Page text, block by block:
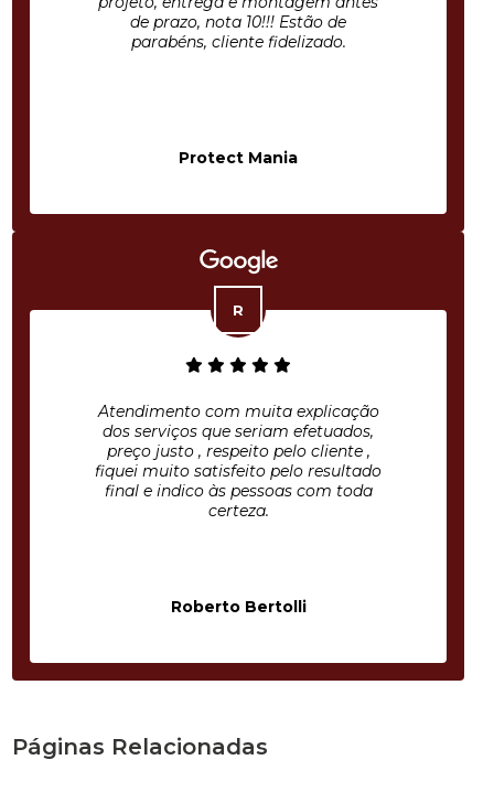
de prazo, nota 10!!! Estão de
parabéns, cliente fidelizado.
Protect Mania
Atendimento com muita explicação
dos serviços que seriam efetuados,
preço justo , respeito pelo cliente ,
fiquei muito satisfeito pelo resultado
final e indico às pessoas com toda
certeza.
Roberto Bertolli
Páginas Relacionadas